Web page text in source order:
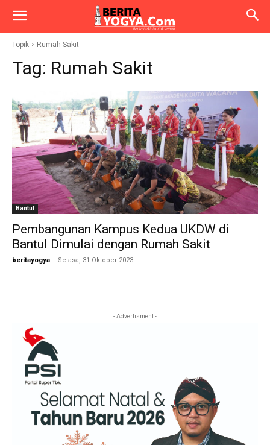
Topik Rumah Sakit
Tag: Rumah Sakit
Bantul
Pembangunan Kampus Kedua UKDW di
Bantul Dimulai dengan Rumah Sakit
beritayogya - Selasa, 31 Oktober 2023
- Advertisment -